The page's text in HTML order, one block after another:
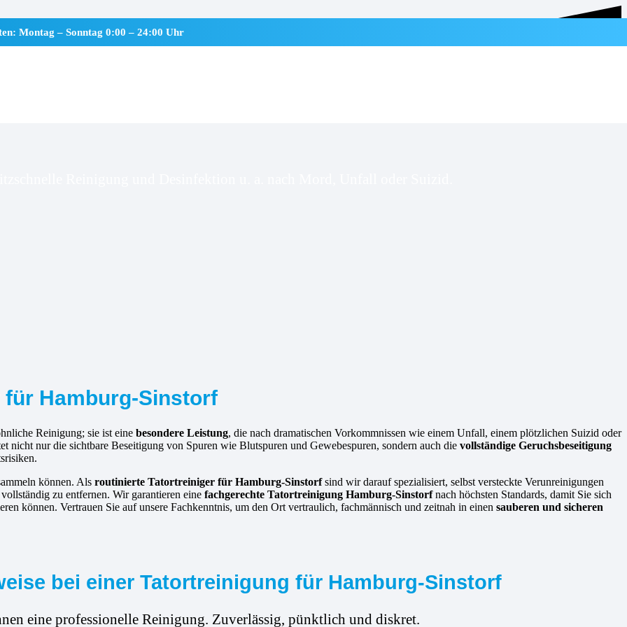
Montag – Sonntag 0:00 – 24:00 Uhr
Reinigung und Desinfektion u. a. nach Mord, Unfall oder Suizid.
Hamburg-Sinstorf
Reinigung; sie ist eine besondere Leistung, die nach dramatischen Vorkommnissen wie einem Unfall, einem plötzlichen Suizid oder
nur die sichtbare Beseitigung von Spuren wie Blutspuren und Gewebespuren, sondern auch die vollständige Geruchsbeseitigung
können. Als routinierte Tatortreiniger für Hamburg-Sinstorfsind wir darauf spezialisiert, selbst versteckte Verunreinigungen
zu entfernen. Wir garantieren eine fachgerechte Tatortreinigung Hamburg-Sinstorfnach höchsten Standards, damit Sie sich
können. Vertrauen Sie auf unsere Fachkenntnis, um den Ort vertraulich, fachmännisch und zeitnah in einen sauberen und sicheren
bei einer Tatortreinigung für Hamburg-Sinstorf
eine professionelle Reinigung. Zuverlässig, pünktlich und diskret.